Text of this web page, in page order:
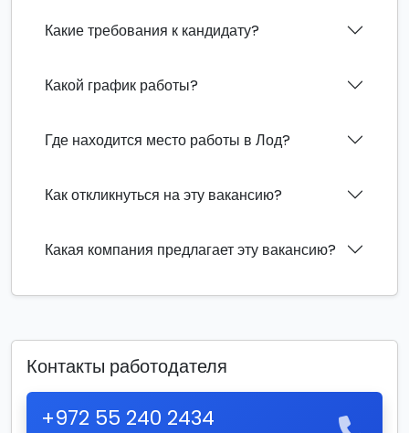
Какие требования к кандидату?
Какой график работы?
Где находится место работы в Лод?
Как откликнуться на эту вакансию?
Какая компания предлагает эту вакансию?
Контакты работодателя
+972 55 240 2434